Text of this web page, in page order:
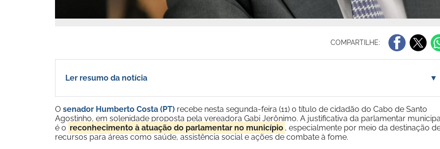
COMPARTILHE:
Ler resumo da notícia ▼
O senador Humberto Costa (PT) recebe nesta segunda-feira (11) o título de cidadão do Cabo de Santo
Agostinho, em solenidade proposta pela vereadora Gabi Jerônimo. A justificativa da parlamentar
é o reconhecimento à atuação do parlamentar no município , especialmente por meio da destinação
recursos para áreas como saúde, assistência social e ações de combate à fome.